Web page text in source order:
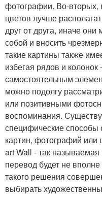
фотографии. Во-
цветов лучше
друг от друга, иначе они
собой и вносить
такие картины также
избегая рядов и колонок
самостоятельным
можно подолгу
или позитивными
воспоминания.
специфические
картин, фотографий или
art Wall - так называемая
перевод будет не
такого решения
выбирать